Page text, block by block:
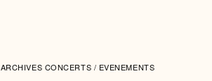
ARCHIVES CONCERTS / EVENEMENTS